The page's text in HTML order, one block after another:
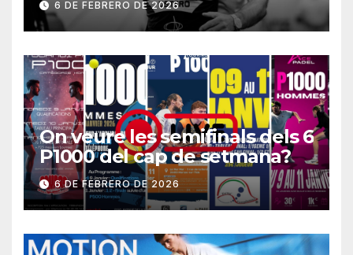
6 DE FEBRERO DE 2026
On veure les semifinals dels 6
P1000 del cap de setmana?
6 DE FEBRERO DE 2026